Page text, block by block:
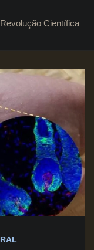
Científica